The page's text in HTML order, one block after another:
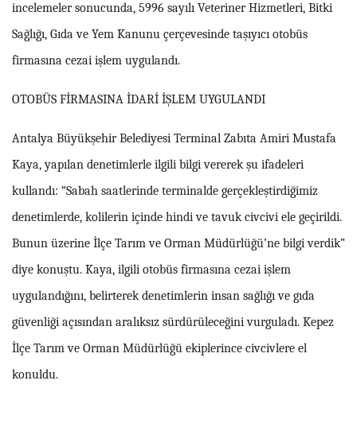
incelemeler sonucunda, 5996 sayılı Veteriner Hizmetleri, Bitki
Sağlığı, Gıda ve Yem Kanunu çerçevesinde taşıyıcı otobüs
firmasına cezai işlem uygulandı.
OTOBÜS FİRMASINA İDARİ İŞLEM UYGULANDI
Antalya Büyükşehir Belediyesi Terminal Zabıta Amiri Mustafa
Kaya, yapılan denetimlerle ilgili bilgi vererek şu ifadeleri
kullandı: “Sabah saatlerinde terminalde gerçekleştirdiğimiz
denetimlerde, kolilerin içinde hindi ve tavuk civcivi ele geçirildi.
Bunun üzerine İlçe Tarım ve Orman Müdürlüğü’ne bilgi verdik”
diye konuştu. Kaya, ilgili otobüs firmasına cezai işlem
uygulandığını, belirterek denetimlerin insan sağlığı ve gıda
güvenliği açısından aralıksız sürdürüleceğini vurguladı. Kepez
İlçe Tarım ve Orman Müdürlüğü ekiplerince civcivlere el
konuldu.